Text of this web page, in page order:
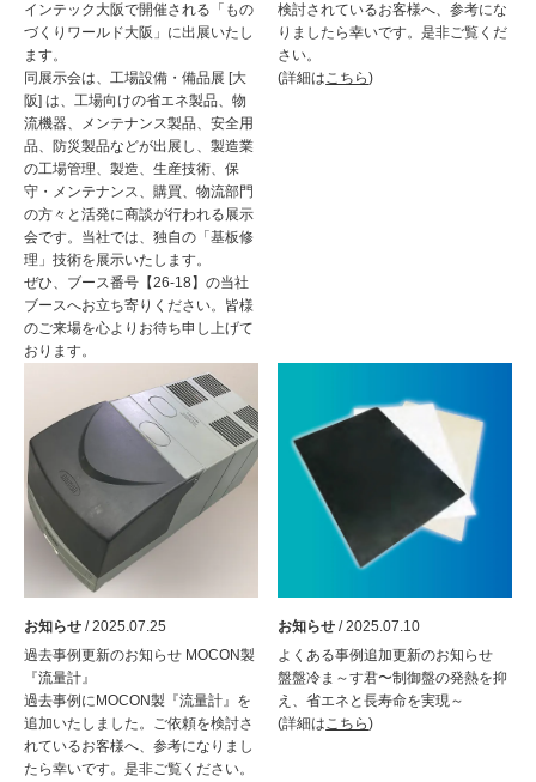
インテック大阪で開催される「もの
づくりワールド大阪」に出展いたし
ます。
同展示会は、工場設備・備品展 [大
阪] は、工場向けの省エネ製品、物
流機器、メンテナンス製品、安全用
品、防災製品などが出展し、製造業
の工場管理、製造、生産技術、保
守・メンテナンス、購買、物流部門
の方々と活発に商談が行われる展示
会です。当社では、独自の「基板修
理」技術を展示いたします。
ぜひ、ブース番号【26-18】の当社
ブースへお立ち寄りください。皆様
のご来場を心よりお待ち申し上げて
おります。
検討されているお客様へ、参考にな
りましたら幸いです。是非ご覧くだ
さい。
(詳細はこちら)
お知らせ / 2025.07.25
過去事例更新のお知らせ MOCON製
『流量計』
過去事例にMOCON製『流量計』を
追加いたしました。ご依頼を検討さ
れているお客様へ、参考になりまし
たら幸いです。是非ご覧ください。
お知らせ / 2025.07.10
よくある事例追加更新のお知らせ
盤盤冷ま～す君〜制御盤の発熱を抑
え、省エネと長寿命を実現～
(詳細はこちら)